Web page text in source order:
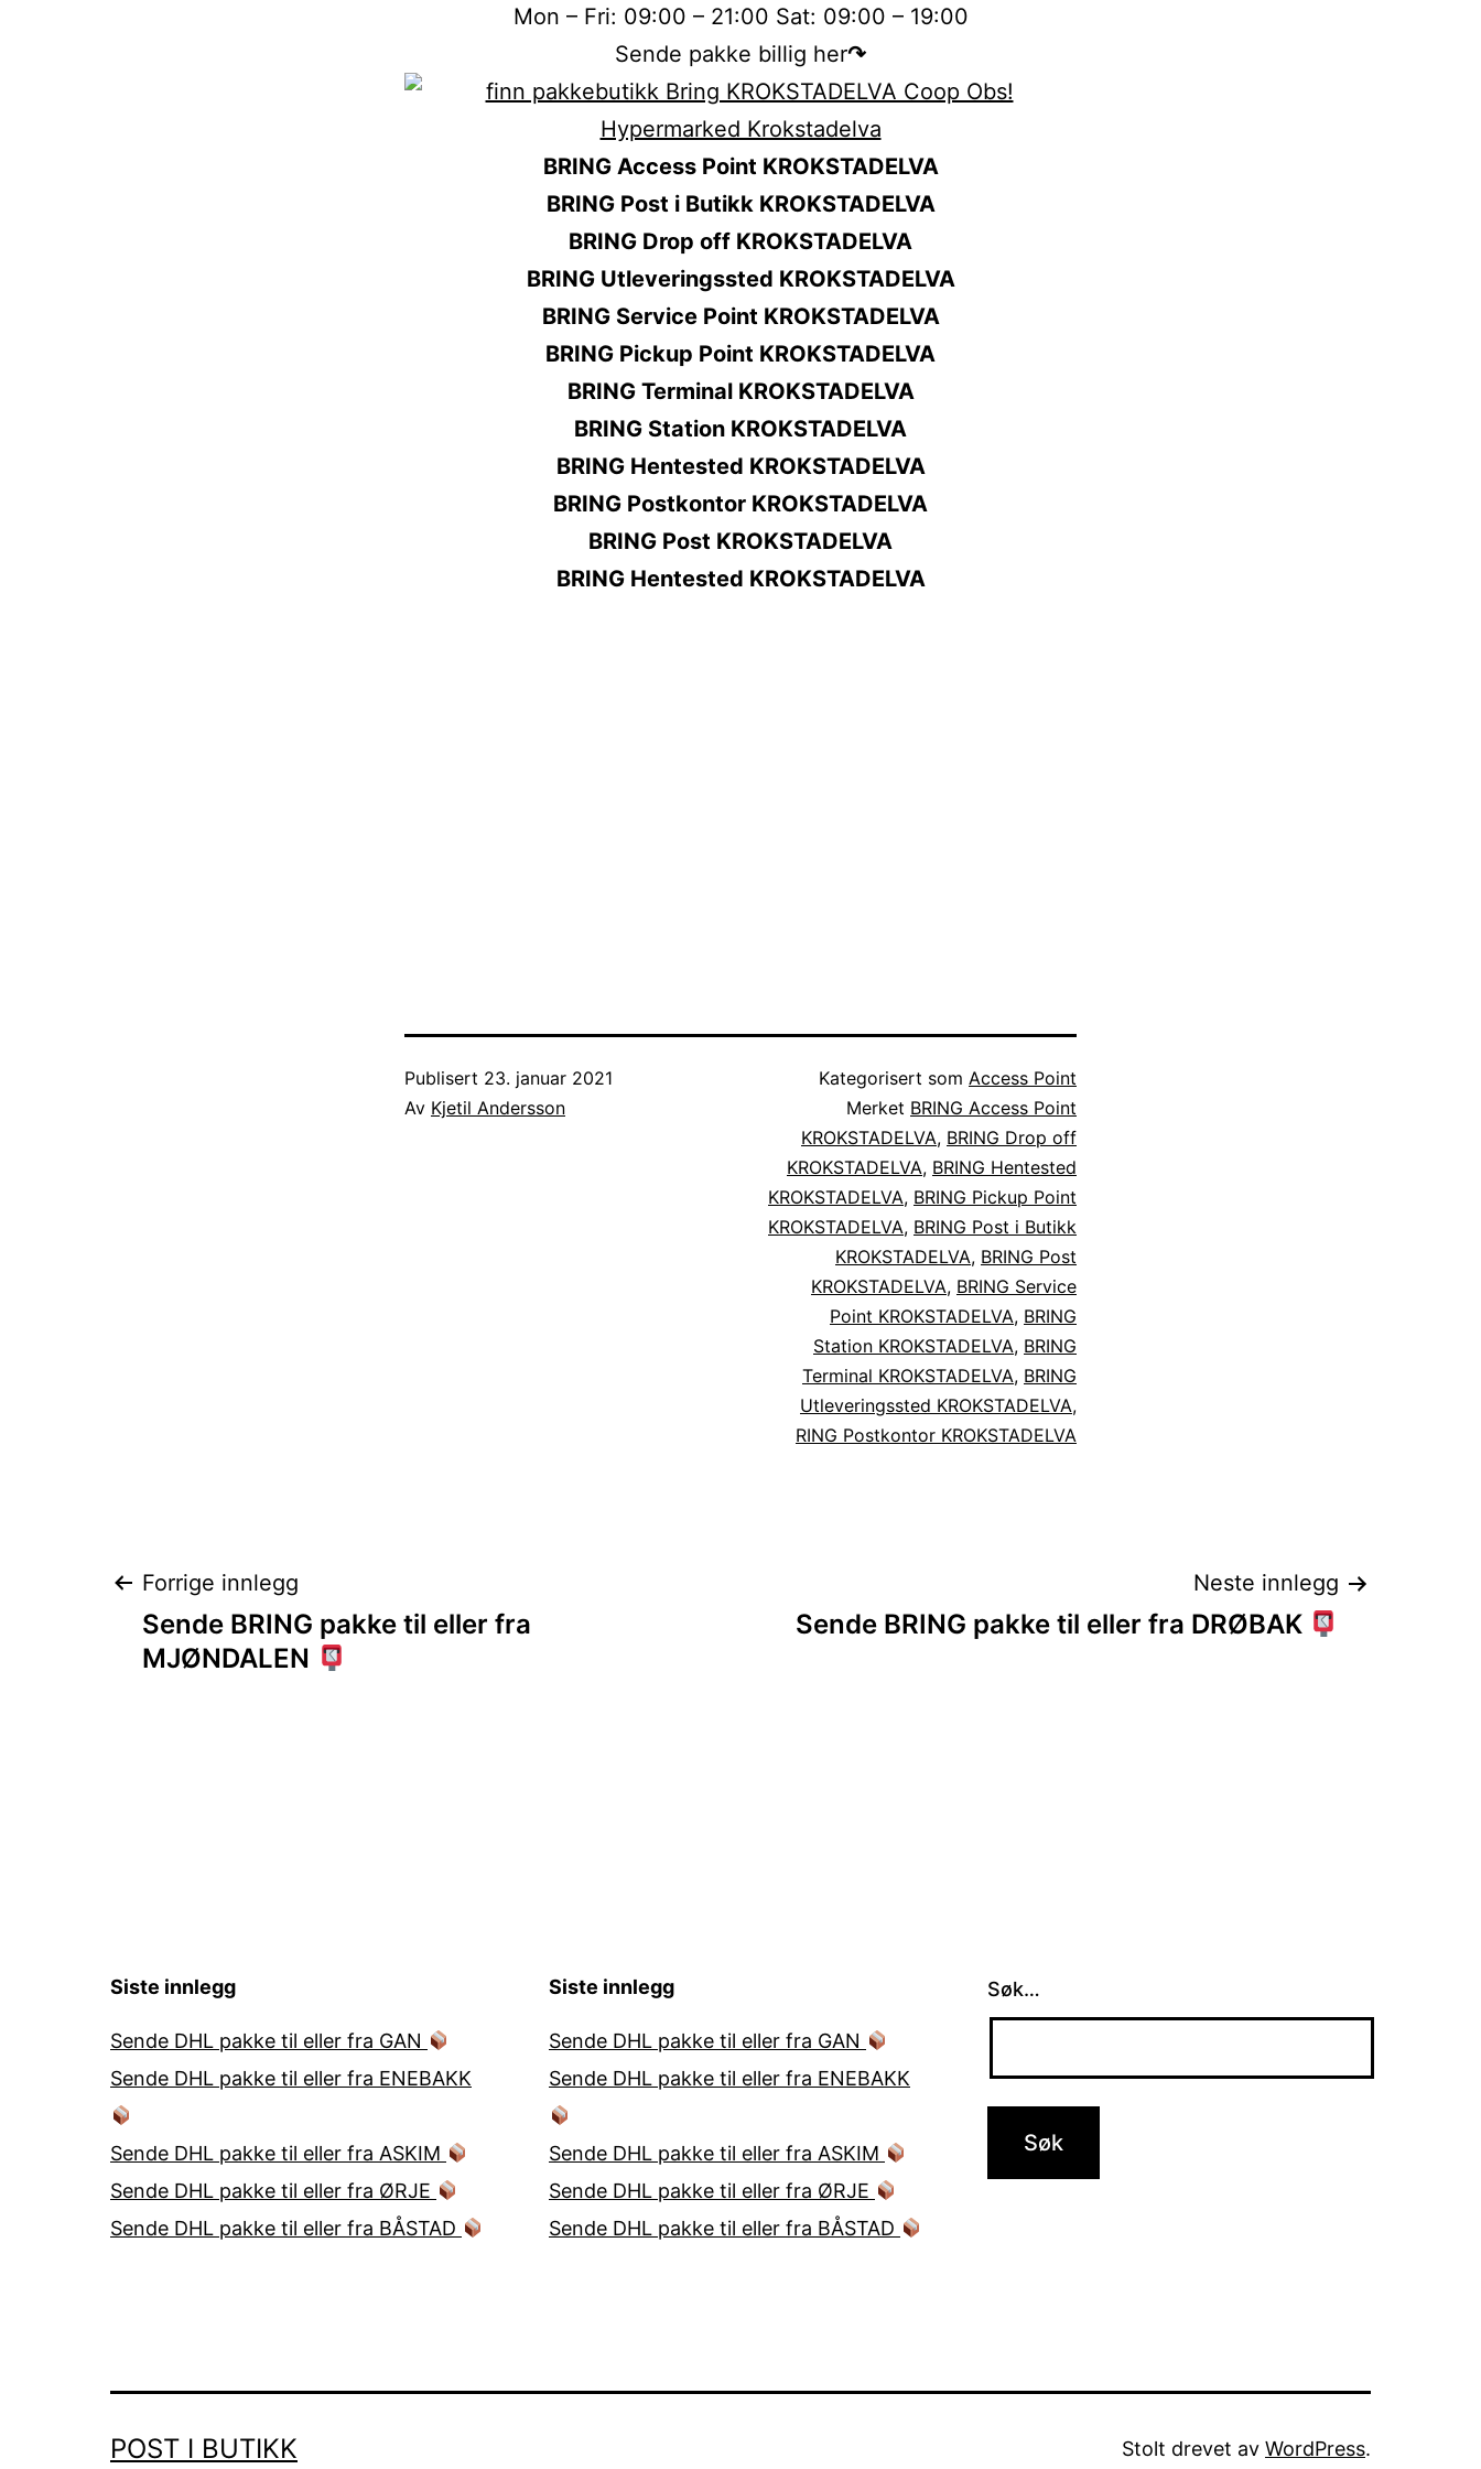
Mon – Fri: 09:00 – 21:00 Sat: 09:00 – 19:00
Sende pakke billig her↷
BRING Access Point KROKSTADELVA
BRING Post i Butikk KROKSTADELVA
BRING Drop off KROKSTADELVA
BRING Utleveringssted KROKSTADELVA
BRING Service Point KROKSTADELVA
BRING Pickup Point KROKSTADELVA
BRING Terminal KROKSTADELVA
BRING Station KROKSTADELVA
BRING Hentested KROKSTADELVA
BRING Postkontor KROKSTADELVA
BRING Post KROKSTADELVA
BRING Hentested KROKSTADELVA
Publisert 23. januar 2021
Av Kjetil Andersson
Kategorisert som Access Point
Merket BRING Access Point
KROKSTADELVA, BRING Drop off
KROKSTADELVA, BRING Hentested
KROKSTADELVA, BRING Pickup Point
KROKSTADELVA, BRING Post i Butikk
KROKSTADELVA, BRING Post
KROKSTADELVA, BRING Service
Point KROKSTADELVA, BRING
Station KROKSTADELVA, BRING
Terminal KROKSTADELVA, BRING
Utleveringssted KROKSTADELVA,
RING Postkontor KROKSTADELVA
Innleggsnavigasjon
Forrige innlegg
Sende BRING pakke til eller fra
MJØNDALEN
Neste innlegg
Sende BRING pakke til eller fra DRØBAK
Siste innlegg
Sende DHL pakke til eller fra GAN
Sende DHL pakke til eller fra ENEBAKK
Sende DHL pakke til eller fra ASKIM
Sende DHL pakke til eller fra ØRJE
Sende DHL pakke til eller fra BÅSTAD
Siste innlegg
Sende DHL pakke til eller fra GAN
Sende DHL pakke til eller fra ENEBAKK
Sende DHL pakke til eller fra ASKIM
Sende DHL pakke til eller fra ØRJE
Sende DHL pakke til eller fra BÅSTAD
Søk…
POST I BUTIKK Stolt drevet av WordPress.